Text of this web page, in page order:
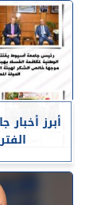
أبرز
الفترة